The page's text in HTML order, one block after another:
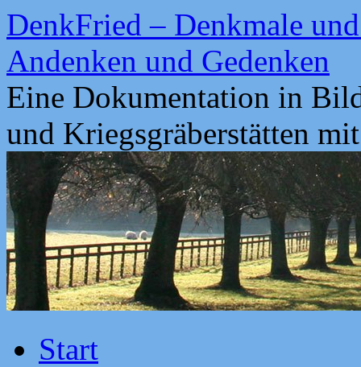
Zum
Inhalt
springen
DenkFried – Denkmale
Andenken und Gedenken
Eine Dokumentation in
und Kriegsgräberstätten
Start